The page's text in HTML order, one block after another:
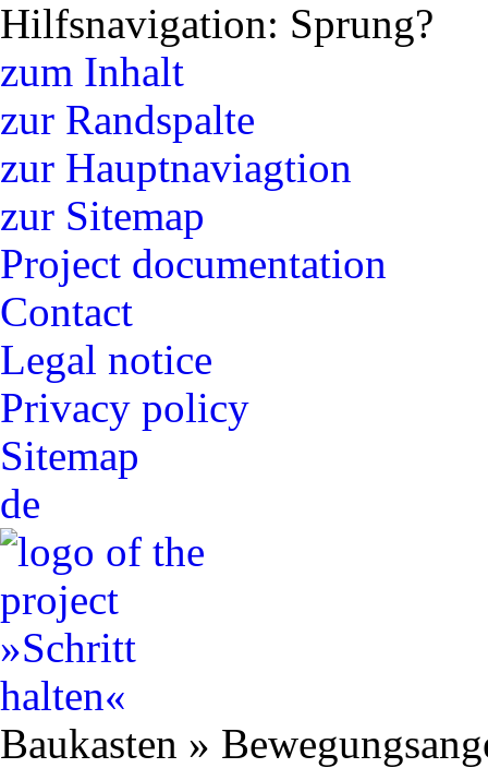
Hilfsnavigation: Sprung?
zum Inhalt
zur Randspalte
zur Hauptnaviagtion
zur Sitemap
Project documentation
Contact
Legal notice
Privacy policy
Sitemap
de
Baukasten »